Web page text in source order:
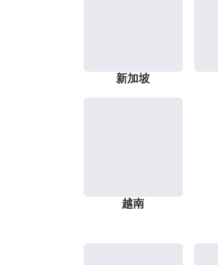
新加坡
越南